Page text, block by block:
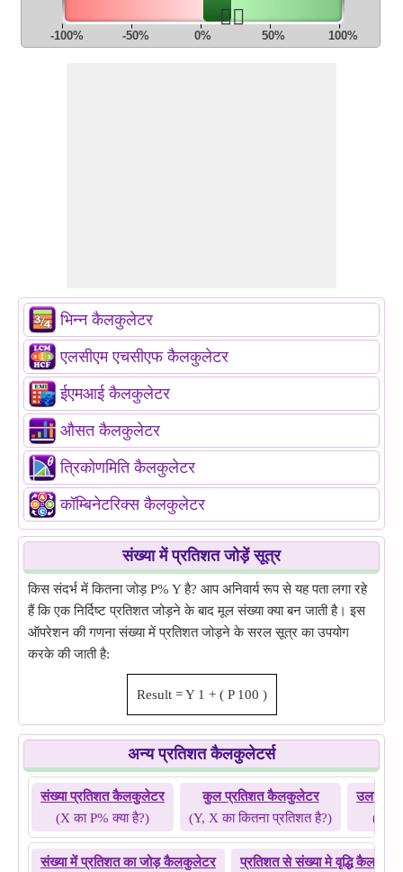
👆🏻
-100% -50% 0% 50% 100%
भिन्न कैलकुलेटर
एलसीएम एचसीएफ कैलकुलेटर
ईएमआई कैलकुलेटर
औसत कैलकुलेटर
त्रिकोणमिति कैलकुलेटर
कॉम्बिनेटरिक्स कैलकुलेटर
संख्या में प्रतिशत जोड़ें सूत्र
किस संदर्भ में कितना जोड़ P% Y है? आप अनिवार्य रूप से यह पता लगा रहे
हैं कि एक निर्दिष्ट प्रतिशत जोड़ने के बाद मूल संख्या क्या बन जाती है। इस
ऑपरेशन की गणना संख्या में प्रतिशत जोड़ने के सरल सूत्र का उपयोग
करके की जाती है:
Result = Y 1 + ( P 100 )
अन्य प्रतिशत कैलकुलेटर्स
संख्या प्रतिशत कैलकुलेटर
(X का P% क्या है?)
कुल प्रतिशत कैलकुलेटर
(Y, X का कितना प्रतिशत है?)
उलटा
(Y
संख्या में प्रतिशत का जोड़ कैलकुलेटर
प्रतिशत से संख्या मे वृद्धि